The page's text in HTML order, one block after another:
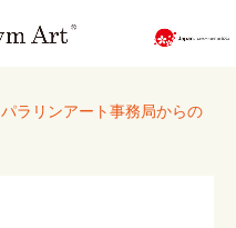
パラリンアート事務局からの